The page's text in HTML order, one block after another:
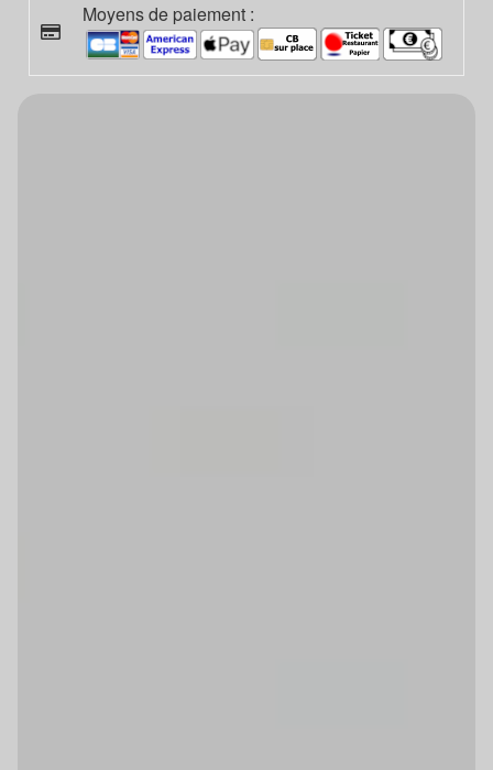
Moyens de paiement :